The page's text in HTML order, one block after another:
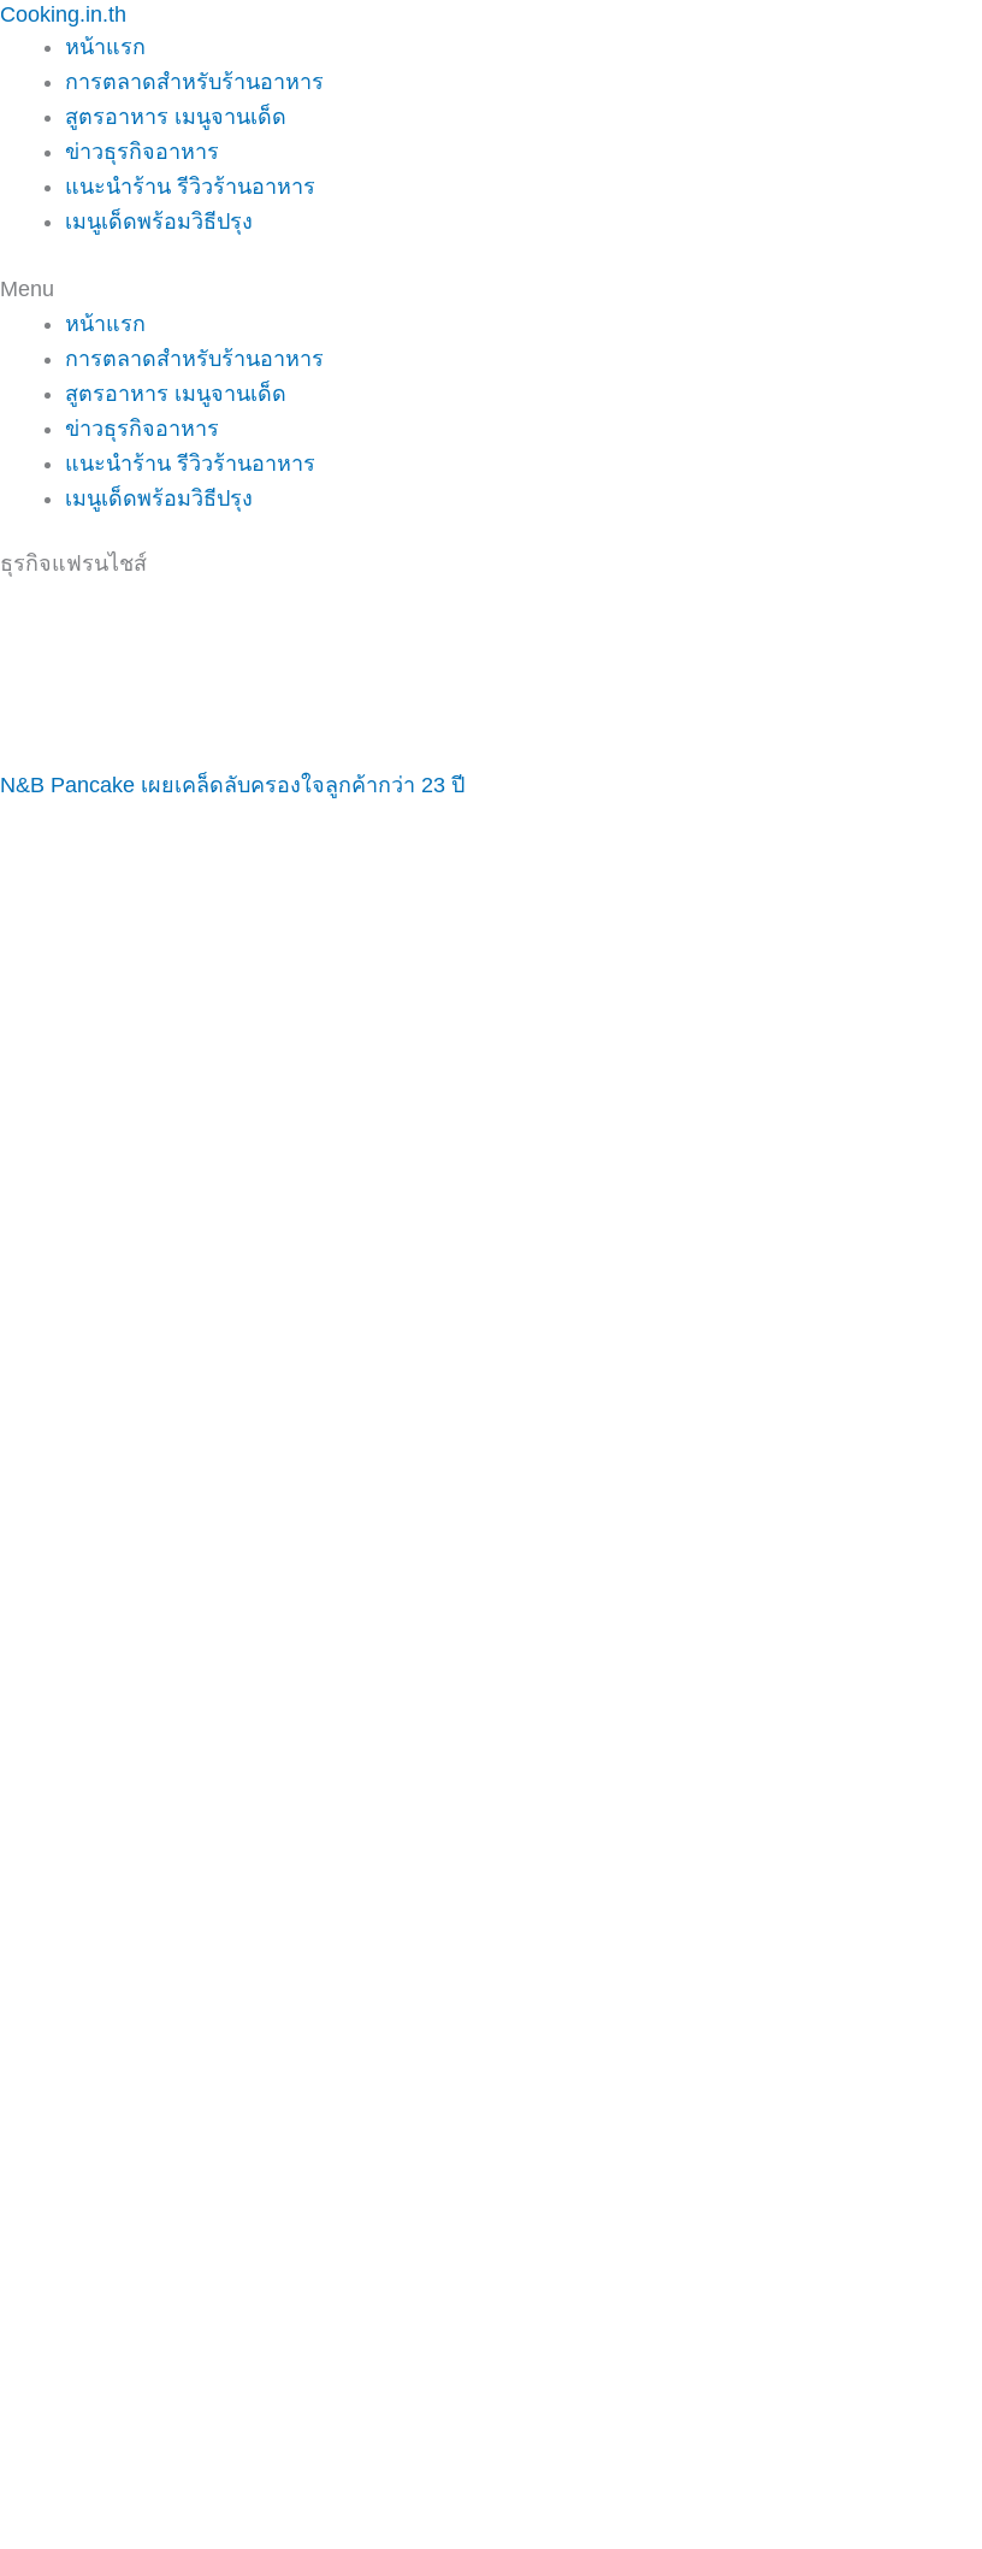
Skip
content
Cooking.in.th
หน้าแรก
การตลาดสำหรับร้านอาหาร
สูตรอาหาร เมนูจานเด็ด
ข่าวธุรกิจอาหาร
แนะนำร้าน รีวิวร้านอาหาร
เมนูเด็ดพร้อมวิธีปรุง
Menu
หน้าแรก
การตลาดสำหรับร้านอาหาร
สูตรอาหาร เมนูจานเด็ด
ข่าวธุรกิจอาหาร
แนะนำร้าน รีวิวร้านอาหาร
เมนูเด็ดพร้อมวิธีปรุง
ธุรกิจแฟรนไชส์
N&B Pancake เผยเคล็ดลับครองใจลูกค้ากว่า 23 ปี